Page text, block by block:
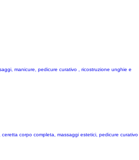
manicure, pedicure curativo , ricostruzione unghie e
corpo completa, massaggi estetici, pedicure curativo